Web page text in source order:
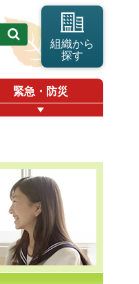
組織から
探す
緊急・防災